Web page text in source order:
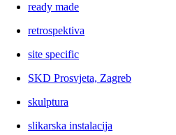
ready made
retrospektiva
site specific
SKD Prosvjeta, Zagreb
skulptura
slikarska instalacija